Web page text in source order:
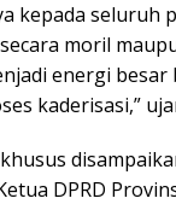
kepada seluruh
moril
energi besar
kaderisasi,”
DPRD